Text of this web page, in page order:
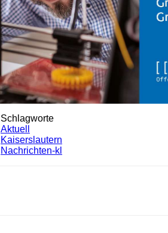
Schlagworte
Aktuell
Kaiserslautern
Nachrichten-kl